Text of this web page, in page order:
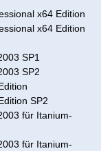
x64 Edition
x64 Edition
SP1
SP2
SP2
für Itanium-
für Itanium-